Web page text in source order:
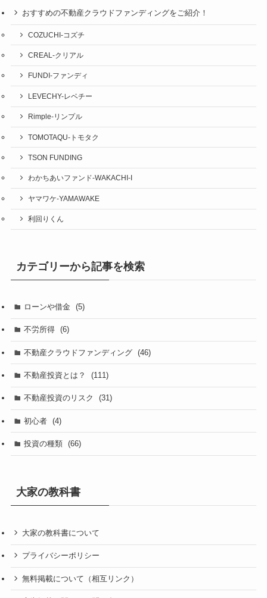
おすすめの不動産クラウドファンディングをご紹介！
COZUCHI-コズチ
CREAL-クリアル
FUNDI-ファンディ
LEVECHY-レベチー
Rimple-リンプル
TOMOTAQU-トモタク
TSON FUNDING
わかちあいファンド-WAKACHI-I
ヤマワケ-YAMAWAKE
利回りくん
カテゴリーから記事を検索
ローンや借金 (5)
不労所得 (6)
不動産クラウドファンディング (46)
不動産投資とは？ (111)
不動産投資のリスク (31)
初心者 (4)
投資の種類 (66)
大家の教科書
大家の教科書について
プライバシーポリシー
無料掲載について（相互リンク）